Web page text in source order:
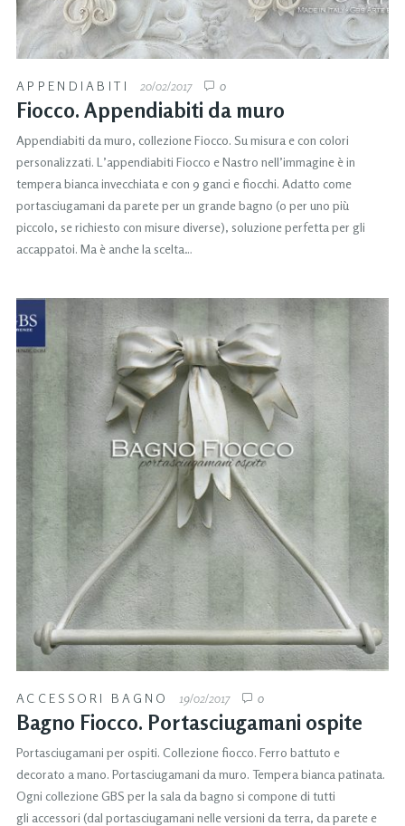
APPENDIABITI 20/02/2017 0
Fiocco. Appendiabiti da muro
Appendiabiti da muro, collezione Fiocco. Su misura e con colori
personalizzati. L’appendiabiti Fiocco e Nastro nell’immagine è in
tempera bianca invecchiata e con 9 ganci e fiocchi. Adatto come
portasciugamani da parete per un grande bagno (o per uno più
piccolo, se richiesto con misure diverse), soluzione perfetta per gli
accappatoi. Ma è anche la scelta…
ACCESSORI BAGNO 19/02/2017 0
Bagno Fiocco. Portasciugamani ospite
Portasciugamani per ospiti. Collezione fiocco. Ferro battuto e
decorato a mano. Portasciugamani da muro. Tempera bianca patinata.
Ogni collezione GBS per la sala da bagno si compone di tutti
gli accessori (dal portasciugamani nelle versioni da terra, da parete e